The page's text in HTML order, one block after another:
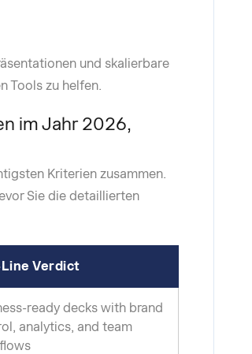
und skalierbare
Tools zu helfen.
im Jahr 2026,
Kriterien zusammen.
Sie die detaillierten
Verdict
ready decks with brand
analytics, and team